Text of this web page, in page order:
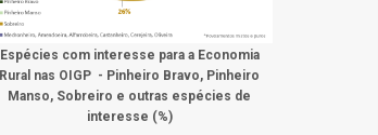
Espécies com interesse para a Economia
Rural nas OIGP - Pinheiro Bravo, Pinheiro
Manso, Sobreiro e outras espécies de
interesse (%)